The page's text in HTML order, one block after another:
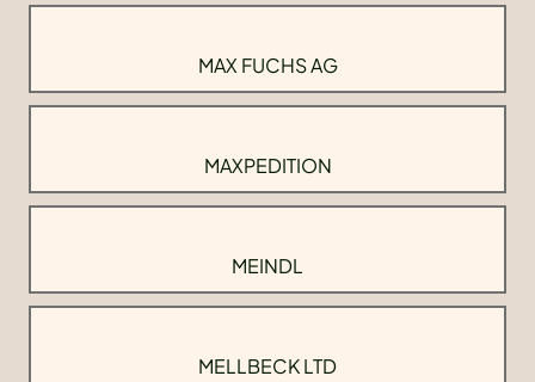
MAX FUCHS AG
MAXPEDITION
MEINDL
MELLBECK LTD